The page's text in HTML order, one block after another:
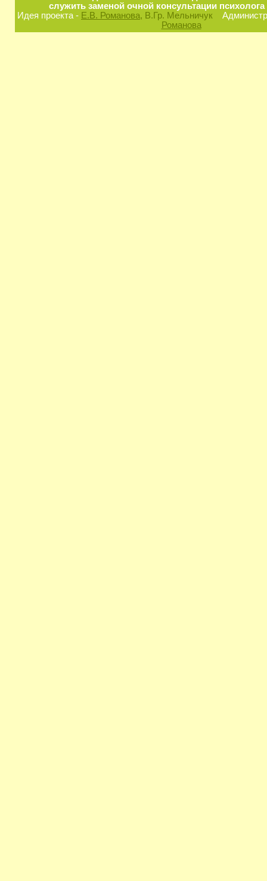
служить заменой очной консультации
Идея проекта - Е.В. Романова, В.Гр. Мельничук
Романова